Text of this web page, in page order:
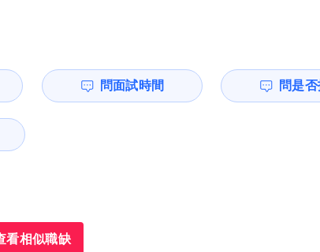
問面試時間 問是
看相似職缺